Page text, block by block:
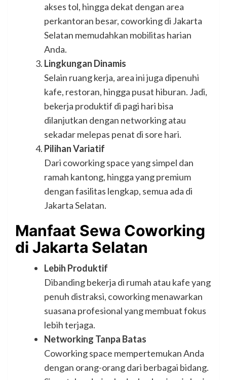
akses tol, hingga dekat dengan area
perkantoran besar, coworking di Jakarta
Selatan memudahkan mobilitas harian
Anda.
Lingkungan Dinamis
Selain ruang kerja, area ini juga dipenuhi
kafe, restoran, hingga pusat hiburan. Jadi,
bekerja produktif di pagi hari bisa
dilanjutkan dengan networking atau
sekadar melepas penat di sore hari.
Pilihan Variatif
Dari coworking space yang simpel dan
ramah kantong, hingga yang premium
dengan fasilitas lengkap, semua ada di
Jakarta Selatan.
Manfaat Sewa Coworking
di Jakarta Selatan
Lebih Produktif
Dibanding bekerja di rumah atau kafe yang
penuh distraksi, coworking menawarkan
suasana profesional yang membuat fokus
lebih terjaga.
Networking Tanpa Batas
Coworking space mempertemukan Anda
dengan orang-orang dari berbagai bidang.